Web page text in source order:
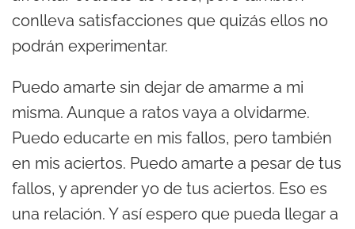
conlleva satisfacciones que quizás ellos no
podrán experimentar.
Puedo amarte sin dejar de amarme a mi
misma. Aunque a ratos vaya a olvidarme.
Puedo educarte en mis fallos, pero también
en mis aciertos. Puedo amarte a pesar de tus
fallos, y aprender yo de tus aciertos. Eso es
una relación. Y así espero que pueda llegar a